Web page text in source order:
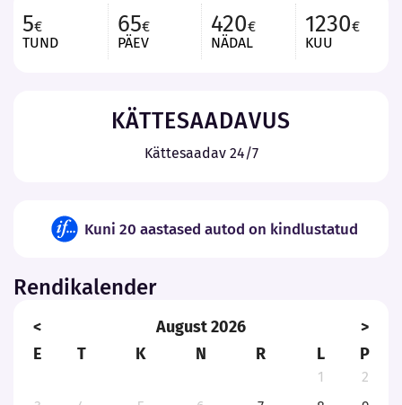
Kuni 20 aastased autod on kindlustatud
5€
TUND
65€
PÄEV
420€
NÄDAL
1230€
KUU
KÄTTESAADAVUS
Kättesaadav 24/7
Rendikalender
< August 2026
>
E
T K N R L P
1
2